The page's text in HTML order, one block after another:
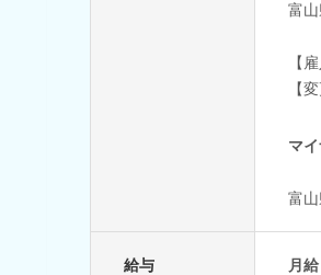
富
【
【
マ
富
給与
月